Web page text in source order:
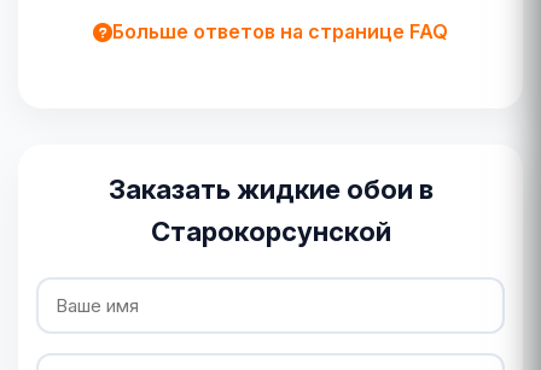
Больше ответов на странице FAQ
Заказать жидкие обои в
Старокорсунской